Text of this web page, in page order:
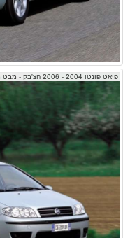
פיאט פונטו 2004 - 2006 הצ'בק - מבט מלפנים